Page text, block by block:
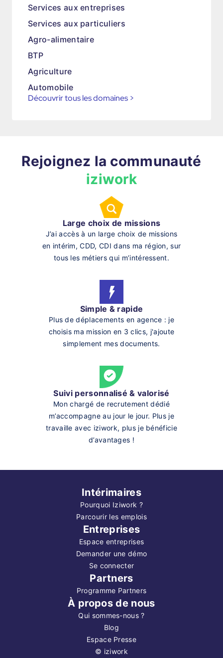
Services aux entreprises
Services aux particuliers
Agro-alimentaire
BTP
Agriculture
Automobile
Découvrir tous les domaines >
Rejoignez la communauté
iziwork
Large choix de missions
J’ai accès à un large choix de missions
en intérim, CDD, CDI dans ma région, sur
tous les métiers qui m’intéressent.
Simple & rapide
Plus de déplacements en agence : je
choisis ma mission en 3 clics, j'ajoute
simplement mes documents.
Suivi personnalisé & valorisé
Mon chargé de recrutement dédié
m’accompagne au jour le jour. Plus je
travaille avec iziwork, plus je bénéficie
d’avantages !
Intérimaires
Pourquoi Iziwork ?
Parcourir les emplois
Entreprises
Espace entreprises
Demander une démo
Se connecter
Partners
Programme Partners
À propos de nous
Qui sommes-nous ?
Blog
Espace Presse
© iziwork